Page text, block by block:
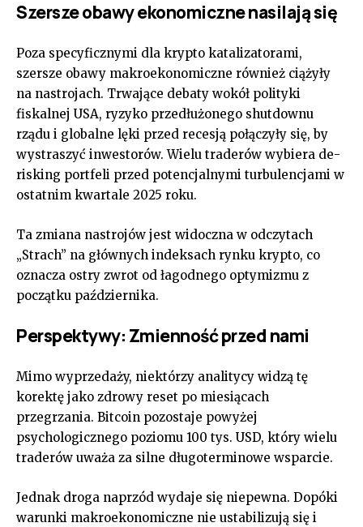
Szersze obawy ekonomiczne nasilają się
Poza specyficznymi dla krypto katalizatorami,
szersze obawy makroekonomiczne również ciążyły
na nastrojach. Trwające debaty wokół polityki
fiskalnej USA, ryzyko przedłużonego shutdownu
rządu i globalne lęki przed recesją połączyły się, by
wystraszyć inwestorów. Wielu traderów wybiera de-
risking portfeli przed potencjalnymi turbulencjami w
ostatnim kwartale 2025 roku.
Ta zmiana nastrojów jest widoczna w odczytach
„Strach” na głównych indeksach rynku krypto, co
oznacza ostry zwrot od łagodnego optymizmu z
początku października.
Perspektywy: Zmienność przed nami
Mimo wyprzedaży, niektórzy analitycy widzą tę
korektę jako zdrowy reset po miesiącach
przegrzania. Bitcoin pozostaje powyżej
psychologicznego poziomu 100 tys. USD, który wielu
traderów uważa za silne długoterminowe wsparcie.
Jednak droga naprzód wydaje się niepewna. Dopóki
warunki makroekonomiczne nie ustabilizują się i